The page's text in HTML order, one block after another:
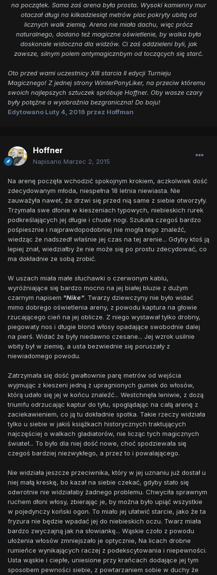
na początek. Sama zaś arena była prosta. Wysoki kamienny mur
otaczał długi na kilkadziesiąt metrów plac pokryty ubitą od
licznych walk ziemią. Arena nie miała dachu, więc prócz
naturalnego, dodano też magiczne oświetlenie, by walka była
doskonale widoczna dla widzów. Ci zaś oddzieleni byli, jak
zawsze, silnym polem antymagicznbym od toczących się starć.
Oto przed wami uczestnicy XIII starcia II edycji Turnieju
Magicznego! Z jednej strony WinterPonyLiker, na przeciw któremu
swoich najlepszych sztuczek spróbuje Hoffner. Oby wasze czary
były potężne a wyobraźnia bezgraniczna! Do boju!
Edytowano Luty 4, 2016 przez Hoffman
Hoffner
Napisano Marzec 2, 2015
Na arenę poczęła wchodzić spokojnym krokiem, aczkolwiek dość
zdecydowanym młoda, niespełna 18 letnia niewiasta. Nie
zauważyła nawet, że drzwi się przed nią same z siebie otworzyły.
Trzymała swe dłonie w kieszeniach typowych, niebieskich rurek
podkreślających jej długie i chude nogi. Szukała czegoś bardzo
pośpiesznie i najprawdopodobniej nie mogła tego znaleźć,
wiedząc że nadszedł właśnie jej czas na tej arenie... Gdyby ktoś ją
lepiej znał, wiedziałby że nie może się po prostu zdecydować, co
ma dokładnie ze sobą zrobić.
W uszach miała małe słuchawki o czerwonym kablu,
wyróżniające się bardzo mocno na jej białej bluzie z dużym
czarnym napisem "Nike". Twarzy dziewczyny nie było widać
mimo dobrego oświetlenia areny, z powodu kaptura na głowie
rzucającego cień na jej oblicze. Z niego wystawał tylko drobny,
piegowaty nos i długie blond włosy opadające swobodnie dalej
na pierś. Widać że były niedawno czesane... Jej wzrok usilnie
wbity był w ziemię, a usta bezwiednie się poruszały z
niewiadomego powodu.
Zatrzymała się dość gwałtownie parę metrów od wejścia
wyjmując z kieszeni jedną z upragnionych gumek do włosów,
którą udało się jej w końcu znaleźć... Westchnęła leniwie, z dozą
triumfu odrzucając kaptur do tyłu, spoglądając na całą arenę z
zaciekawieniem, co ją tu dokładnie spotka. Takie rzeczy widziała
tylko u siebie w jakiś książkach historycznych traktujących
najczęściej o walkach gladiatorów, nie licząc tych magicznych
świateł... To było dla niej dość nowe, choć spodziewała się
czegoś bardziej niezwykłego, a przez to i powalającego.
Nie widziała jeszcze przeciwnika, który w jej uznaniu już dostał u
niej małą kreskę, bo kazał na siebie czekać, gdyby stało się
odwrotnie nie widziałaby żadnego problemu. Chwyciła sprawnym
ruchem dłoni włosy, zbierając je, by można było upiąć wszystkie
w pojedynczy koński ogon. To miało jej ułatwić starcie, jako że ta
fryzura nie będzie wpadać jej do niebieskich oczu. Twarz miała
bardzo zwyczajną jak na słowiankę... Wąskie czoło z powodu
ułożenia włosów zmniejszało je optycznie, Na licach drobne
rumieńce wynikających raczej z podekscytowania i niepewności.
Usta wąskie i ciepłe, uniesione przy krańcach dodające jej tym
sposobem pewności siebie, z powtarzaniem sobie w duchy że